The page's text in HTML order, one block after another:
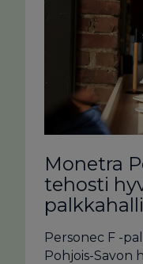
Monetra
tehosti
Personec F -
Pohjois-Savon